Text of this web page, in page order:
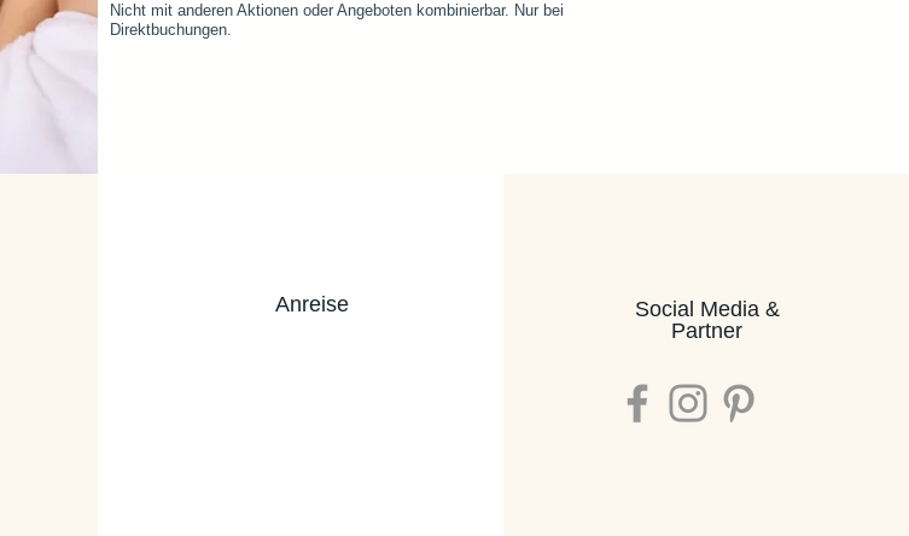
Nicht mit anderen Aktionen oder Angeboten kombinierbar. Nur bei
Direktbuchungen.
Anreise
Social Media &
Partner